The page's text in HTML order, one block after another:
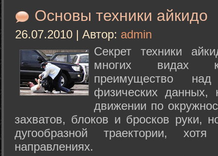
Основы техники айкидо
26.07.2010 | Автор: admin
Секрет техники
многих видах
преимущество
физических данных,
движении по
захватов, блоков и бросков руки,
дугообразной траектории,
направлениях.